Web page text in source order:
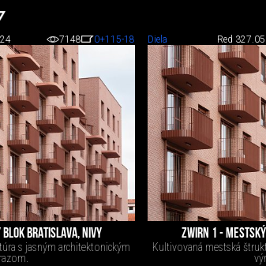
7148 0+115-18
BRATISLAVA, NIVY
s jasným architektonickým
Diela Red 3
ZWIRN 1 -
Kultivovaná mestská